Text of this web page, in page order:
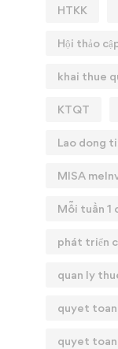
HTKK
Hội thảo
khai thue
KTQT
Lao dong
MISA
Mỗi tuần 1
phát triển
quan ly
quyet
quyet